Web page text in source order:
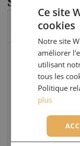
Ce site
cookies
Notre site
améliorer
utilisant
tous les
Politique
plus